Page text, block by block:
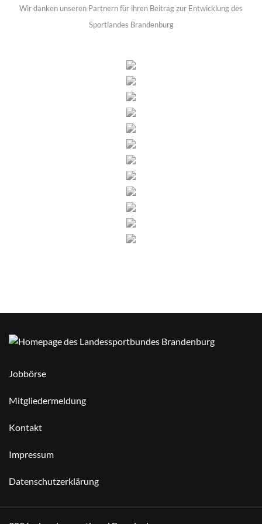
Wir danken unseren Partnern für ihren Beitrag zur Entwicklung des
Sportlandes Brandenburg
Jobbörse
Mitgliedermeldung
Kontakt
Impressum
Datenschutzerklärung